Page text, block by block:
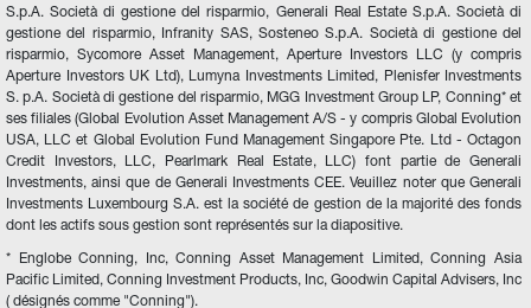
S.p.A. Società di gestione del risparmio, Generali Real Estate S.p.A. Società di
gestione del risparmio, Infranity SAS, Sosteneo S.p.A. Società di gestione del
risparmio, Sycomore Asset Management, Aperture Investors LLC (y compris
Aperture Investors UK Ltd), Lumyna Investments Limited, Plenisfer Investments
S. p.A. Società di gestione del risparmio, MGG Investment Group LP, Conning* et
ses filiales (Global Evolution Asset Management A/S - y compris Global Evolution
USA, LLC et Global Evolution Fund Management Singapore Pte. Ltd - Octagon
Credit Investors, LLC, Pearlmark Real Estate, LLC) font partie de Generali
Investments, ainsi que de Generali Investments CEE. Veuillez noter que Generali
Investments Luxembourg S.A. est la société de gestion de la majorité des fonds
dont les actifs sous gestion sont représentés sur la diapositive.
* Englobe Conning, Inc, Conning Asset Management Limited, Conning Asia
Pacific Limited, Conning Investment Products, Inc, Goodwin Capital Advisers, Inc
( désignés comme "Conning").